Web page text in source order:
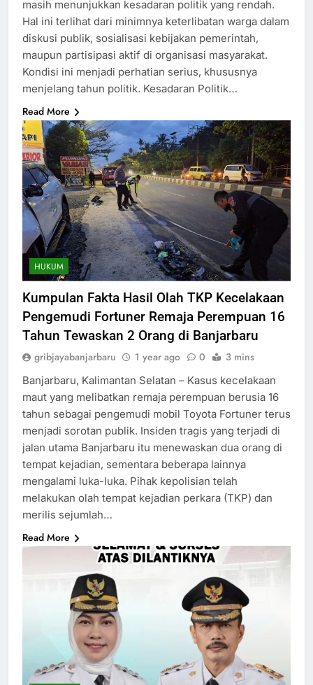
masih menunjukkan kesadaran politik yang rendah.
Hal ini terlihat dari minimnya keterlibatan warga dalam
diskusi publik, sosialisasi kebijakan pemerintah,
maupun partisipasi aktif di organisasi masyarakat.
Kondisi ini menjadi perhatian serius, khususnya
menjelang tahun politik. Kesadaran Politik…
Read More
HUKUM
Kumpulan Fakta Hasil Olah TKP Kecelakaan
Pengemudi Fortuner Remaja Perempuan 16
Tahun Tewaskan 2 Orang di Banjarbaru
gribjayabanjarbaru 1 year ago 0 3 mins
Banjarbaru, Kalimantan Selatan – Kasus kecelakaan
maut yang melibatkan remaja perempuan berusia 16
tahun sebagai pengemudi mobil Toyota Fortuner terus
menjadi sorotan publik. Insiden tragis yang terjadi di
jalan utama Banjarbaru itu menewaskan dua orang di
tempat kejadian, sementara beberapa lainnya
mengalami luka-luka. Pihak kepolisian telah
melakukan olah tempat kejadian perkara (TKP) dan
merilis sejumlah…
Read More